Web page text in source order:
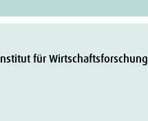
für Wirtschaftsforschung